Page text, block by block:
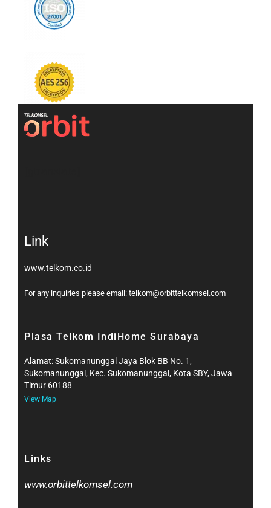
Link
www.telkom.co.id
For any inquiries please email: telkom@orbittelkomsel.com
Plasa Telkom IndiHome Surabaya
Alamat: Sukomanunggal Jaya Blok BB No. 1,
Sukomanunggal, Kec. Sukomanunggal, Kota SBY, Jawa
Timur 60188
View Map
Links
www.orbittelkomsel.com